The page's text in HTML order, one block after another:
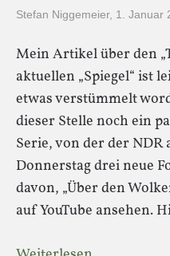
Stefan Niggemeier, 1. Januar
Mein Artikel über den
aktuellen „Spiegel“ ist
etwas verstümmelt
dieser Stelle noch ein
Serie, von der der
Donnerstag drei neue
davon, „Über den
auf YouTube ansehen.